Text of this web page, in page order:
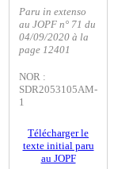
Paru in extenso
au JOPF n° 71 du
04/09/2020 à la
page 12401
NOR :
SDR2053105AM-
1
Télécharger le
texte initial paru
au JOPF